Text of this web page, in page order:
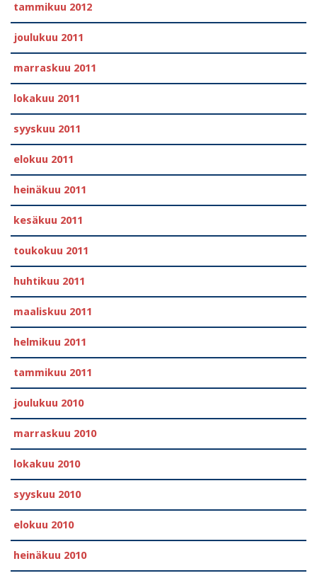
tammikuu 2012
joulukuu 2011
marraskuu 2011
lokakuu 2011
syyskuu 2011
elokuu 2011
heinäkuu 2011
kesäkuu 2011
toukokuu 2011
huhtikuu 2011
maaliskuu 2011
helmikuu 2011
tammikuu 2011
joulukuu 2010
marraskuu 2010
lokakuu 2010
syyskuu 2010
elokuu 2010
heinäkuu 2010